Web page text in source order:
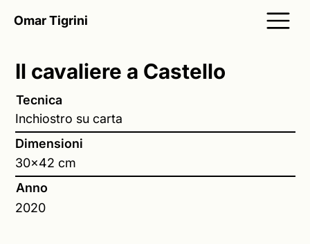
Omar Tigrini
Il cavaliere a Castello
Tecnica
Inchiostro su carta
Dimensioni
30x42 cm
Anno
2020